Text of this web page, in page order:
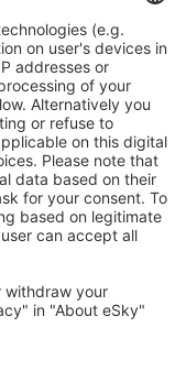
eSky Nutzern
in Nizza